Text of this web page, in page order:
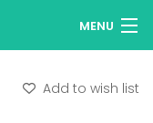
MENU
Add to wish list